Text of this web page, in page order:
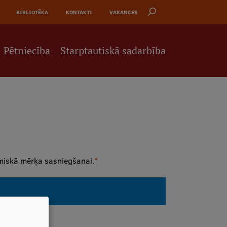
BIBLIOTĒKA KONTAKTI VAKANCES
Pētniecība Starptautiskā sadarbība
mērķa sasniegšanai.*